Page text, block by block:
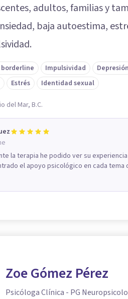
adultos, familias y
baja autoestima,
Impulsividad Depresión
Estrés Identidad sexual
del Mar, B.C.
la terapia he podido ver su
el apoyo psicológico en cada tema
Zoe Gómez Pérez
Psicóloga Clínica - PG